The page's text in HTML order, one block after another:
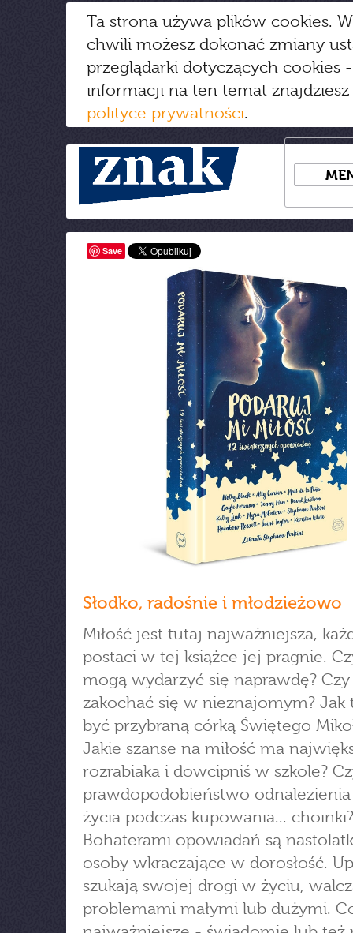
Ta strona używa plików cookies.
chwili możesz dokonać zmiany
przeglądarki dotyczących cookies
informacji na ten temat
polityce prywatności.
Save
Słodko, radośnie i młodzieżowo
Miłość jest tutaj najważniejsza,
postaci w tej książce jej pragnie.
mogą wydarzyć się naprawdę?
zakochać się w nieznajomym? Jak
być przybraną córką Świętego
Jakie szanse na miłość ma
rozrabiaka i dowcipniś w szkole?
prawdopodobieństwo odnalezienia
życia podczas kupowania... choinki?
Bohaterami opowiadań są
osoby wkraczające w dorosłość.
szukają swojej drogi w życiu,
problemami małymi lub dużymi.